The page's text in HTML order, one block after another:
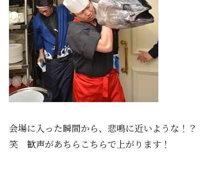
会場に入った瞬間から、悲鳴に近いような！？
笑 歓声があちらこちらで上がります！